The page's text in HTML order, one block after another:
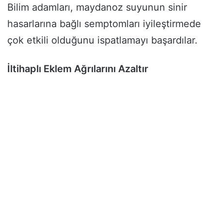
Bilim adamları, maydanoz suyunun sinir
hasarlarına bağlı semptomları iyileştirmede
çok etkili olduğunu ispatlamayı başardılar.
İltihaplı Eklem Ağrılarını Azaltır